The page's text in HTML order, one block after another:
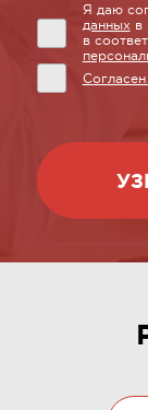
Я даю
данных в
в